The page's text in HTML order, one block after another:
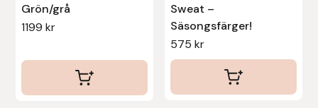
Grön/grå
1199kr
Sweat –
Säsongsfärger!
575 kr